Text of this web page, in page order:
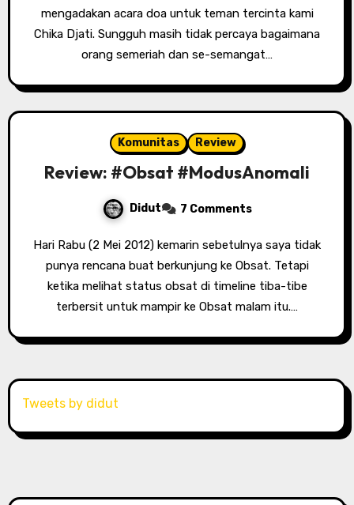
mengadakan acara doa untuk teman tercinta kami
Chika Djati. Sungguh masih tidak percaya bagaimana
orang semeriah dan se-semangat…
Komunitas Review
Review: #Obsat #ModusAnomali
Didut 7 Comments
Hari Rabu (2 Mei 2012) kemarin sebetulnya saya tidak
punya rencana buat berkunjung ke Obsat. Tetapi
ketika melihat status obsat di timeline tiba-tibe
terbersit untuk mampir ke Obsat malam itu.…
Tweets by didut